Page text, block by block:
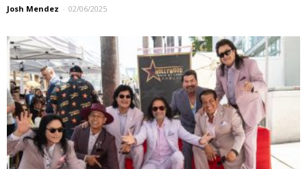
Josh Mendez - 02/06/2025